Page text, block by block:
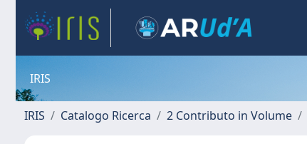
IRIS
IRIS Catalogo Ricerca 2 Contributo in Volume